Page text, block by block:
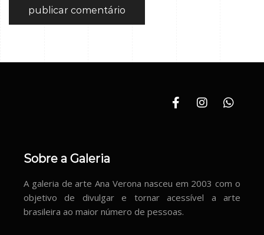
Sobre a Galeria
A galeria de arte Ana Verona nasceu em 2003 com o
objetivo de divulgar e tornar acessível a arte
brasileira ao maior número de pessoas.